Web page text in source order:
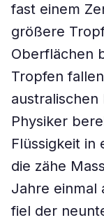
fast einem
größere
Oberflächen
Tropfen
Physiker
Flüssigkeit in
die zähe
Jahre einmal
fiel der